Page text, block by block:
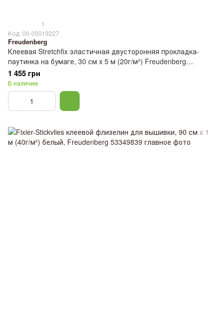
1
Код: 00-00019227
Freudenberg
Клеевая Stretchfix эластичная двусторонняя прокладка-
паутинка на бумаге, 30 см х 5 м (20г/м²) Freudenberg
53562284
1 455 грн
В наличии